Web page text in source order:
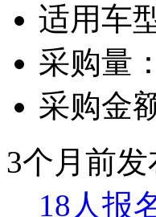
适用车
采购量：
采购金
3个月前发
18人报